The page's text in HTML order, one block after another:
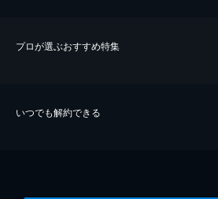
プロが選ぶおすすめ特集
いつでも解約できる